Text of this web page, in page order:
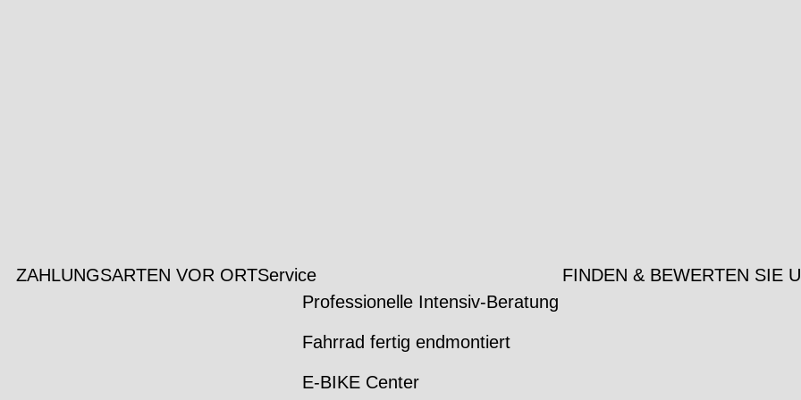
ZAHLUNGSARTEN VOR ORTService
Professionelle Intensiv-Beratung
Fahrrad fertig endmontiert
E-BIKE Center
FINDEN & BEWERTEN SIE